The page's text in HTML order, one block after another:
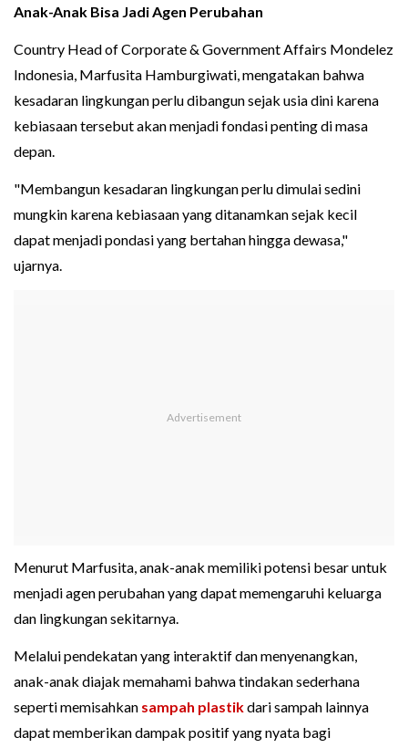
Anak-Anak Bisa Jadi Agen Perubahan
Country Head of Corporate & Government Affairs Mondelez
Indonesia, Marfusita Hamburgiwati, mengatakan bahwa
kesadaran lingkungan perlu dibangun sejak usia dini karena
kebiasaan tersebut akan menjadi fondasi penting di masa
depan.
"Membangun kesadaran lingkungan perlu dimulai sedini
mungkin karena kebiasaan yang ditanamkan sejak kecil
dapat menjadi pondasi yang bertahan hingga dewasa,"
ujarnya.
Menurut Marfusita, anak-anak memiliki potensi besar untuk
menjadi agen perubahan yang dapat memengaruhi keluarga
dan lingkungan sekitarnya.
Melalui pendekatan yang interaktif dan menyenangkan,
anak-anak diajak memahami bahwa tindakan sederhana
seperti memisahkan sampah plastikdari sampah lainnya
dapat memberikan dampak positif yang nyata bagi